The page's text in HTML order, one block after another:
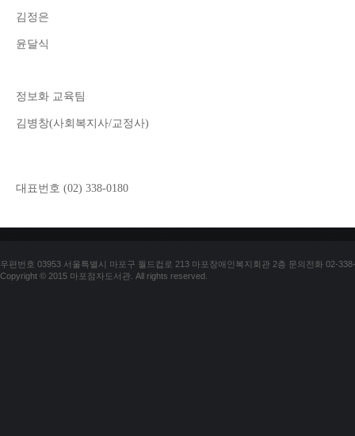
김정은
윤달식
정보화 교육팀
김병창(사회복지사/교정사)
대표번호 (02) 338-0180
우편번호 03953 서울특별시 마포구 월드컵로 213 마포장애인복지회관 2층 문의전화 02-
Copyright © 2015 마포점자도서관. All rights reserved.